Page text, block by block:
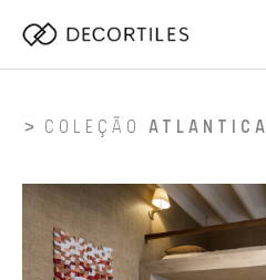
COLEÇÃO ATLANTICA